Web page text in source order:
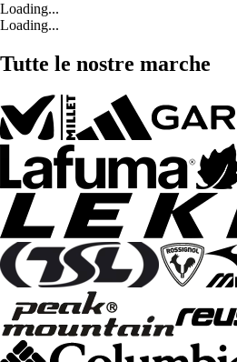
Loading...
Loading...
Tutte le nostre marche